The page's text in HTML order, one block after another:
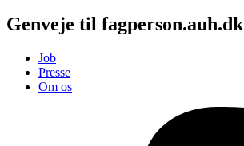
Genveje til fagperson.auh.dk
Job
Presse
Om os